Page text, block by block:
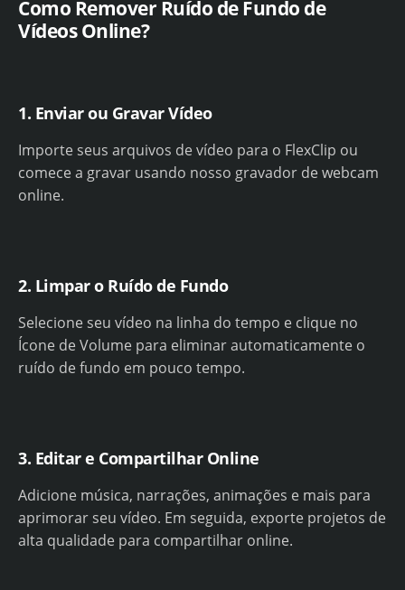
Como Remover Ruído de Fundo de
Vídeos Online?
1. Enviar ou Gravar Vídeo
Importe seus arquivos de vídeo para o FlexClip ou
comece a gravar usando nosso gravador de webcam
online.
2. Limpar o Ruído de Fundo
Selecione seu vídeo na linha do tempo e clique no
Ícone de Volume para eliminar automaticamente o
ruído de fundo em pouco tempo.
3. Editar e Compartilhar Online
Adicione música, narrações, animações e mais para
aprimorar seu vídeo. Em seguida, exporte projetos de
alta qualidade para compartilhar online.